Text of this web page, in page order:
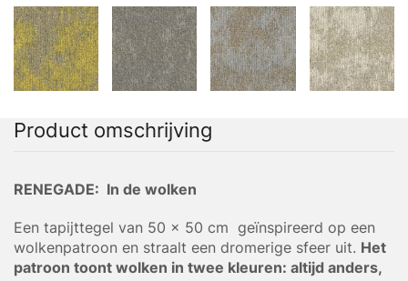
Product omschrijving
RENEGADE: In de wolken
Een tapijttegel van 50 x 50 cm geïnspireerd op een
wolkenpatroon en straalt een dromerige sfeer uit. Het
patroon toont wolken in twee kleuren: altijd anders,